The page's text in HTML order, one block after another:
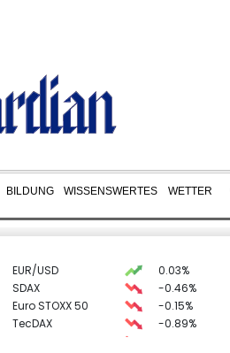
BILDUNG WISSENSWERTES WETTER
EUR/USD 0.03%
SDAX
-0.46%
Euro STOXX 50
-0.15%
TecDAX
-0.89%